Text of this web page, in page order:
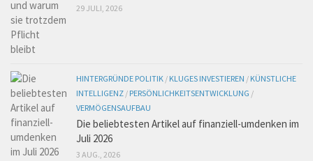
29 JULI, 2026
HINTERGRÜNDE POLITIK / KLUGES INVESTIEREN / KÜNSTLICHE
INTELLIGENZ / PERSÖNLICHKEITSENTWICKLUNG /
VERMÖGENSAUFBAU
Die beliebtesten Artikel auf finanziell-umdenken im
Juli 2026
3 AUG., 2026